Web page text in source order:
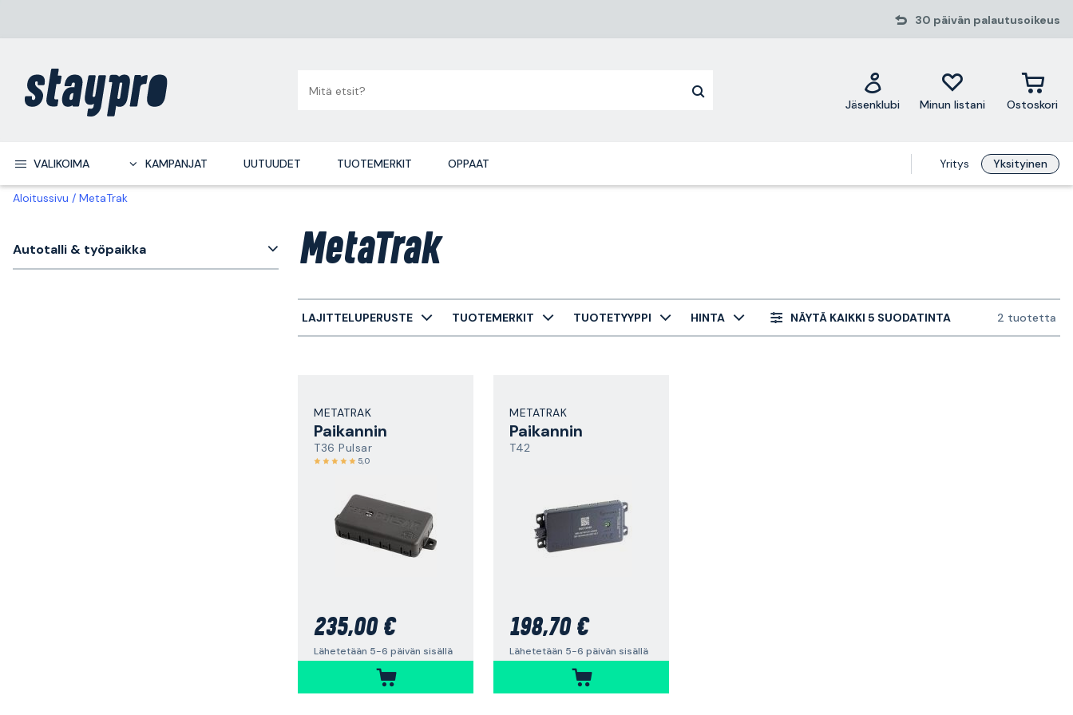
30 päivän palautusoikeus
Jäsenklubi Minun listani Ostoskori
VALIKOIMA KAMPANJAT UUTUUDET TUOTEMERKIT OPPAAT Yritys Yksityinen
Aloitussivu MetaTrak
Autotalli & työpaikka MetaTrak
LAJITTELUPERUSTE TUOTEMERKIT TUOTETYYPPI HINTA NÄYTÄ KAIKKI 5 SUODATINTA 2 tuotetta
METATRAK
Paikannin
T36 Pulsar
5,0
235,00 €
Lähetetään 5-6 päivän sisällä
METATRAK
Paikannin
T42
198,70 €
Lähetetään 5-6 päivän sisällä